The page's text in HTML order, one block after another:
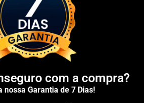
com a compra?
nossa Garantia de 7 Dias!